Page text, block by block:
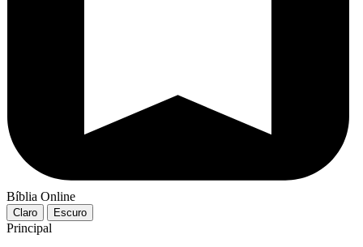
Bíblia Online
Claro Escuro
Principal